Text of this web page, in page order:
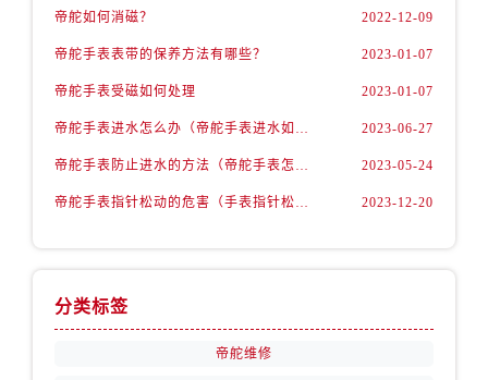
帝舵如何消磁？ 2022-12-09
帝舵手表表带的保养方法有哪些？ 2023-01-07
帝舵手表受磁如何处理 2023-01-07
帝舵手表进水怎么办（帝舵手表进水如何维修） 2023-06-27
帝舵手表防止进水的方法（帝舵手表怎么预防进水） 2023-05-24
帝舵手表指针松动的危害（手表指针松动的弊端） 2023-12-20
分类标签
帝舵维修